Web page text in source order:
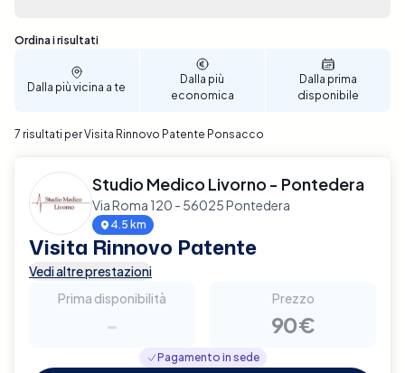
Sono stati trovati 7 risultati
Ordina i risultati
Dalla più vicina a te
Dalla più
economica
Dalla prima
disponibile
7 risultati per Visita Rinnovo Patente Ponsacco
Studio Medico Livorno - Pontedera
Via Roma 120 - 56025 Pontedera
4.5 km
Visita Rinnovo Patente
Vedi altre prestazioni
Prima disponibilità
-
Prezzo
90€
Pagamento in sede